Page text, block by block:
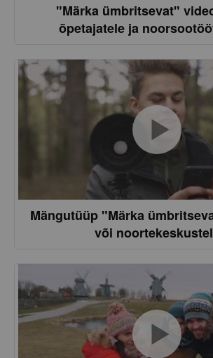
"Märka ümbritsevat"
õpetajatele ja
Mängutüüp "Märka
või